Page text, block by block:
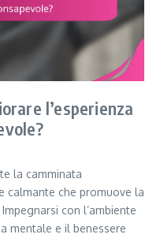
l’esperienza
la camminata
calmante che promuove la
con l’ambiente
mentale e il benessere